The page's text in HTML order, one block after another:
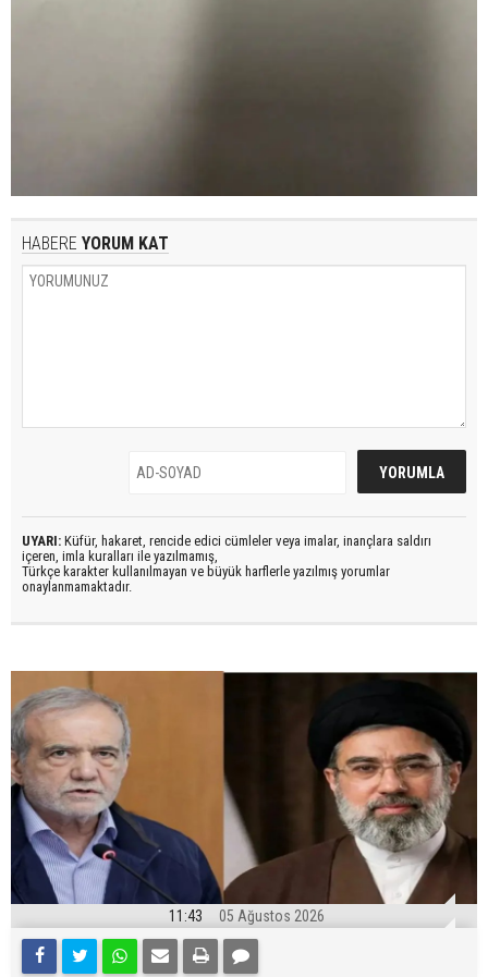
HABERE YORUM KAT
UYARI: Küfür, hakaret, rencide edici cümleler veya imalar, inançlara saldırı
içeren, imla kuralları ile yazılmamış,
Türkçe karakter kullanılmayan ve büyük harflerle yazılmış yorumlar
onaylanmamaktadır.
11:43 05 Ağustos 2026